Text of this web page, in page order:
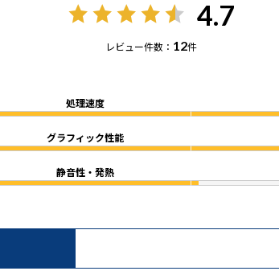
4.7
レビュー件数： 12件
処理速度
グラフィック性能
静音性・発熱